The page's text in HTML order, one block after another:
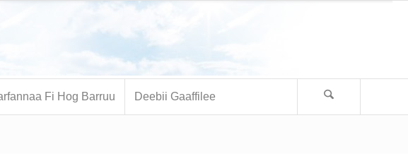
Fi Hog Barruu Deebii Gaaffilee